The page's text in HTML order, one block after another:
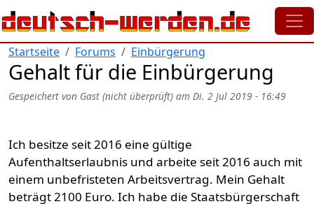
Direkt zum Inhalt
Startseite Forums Einbürgerung
Gehalt für die Einbürgerung
Gespeichert von Gast (nicht überprüft) am Di. 2 Jul 2019 - 16:49
Ich besitze seit 2016 eine gültige
Aufenthaltserlaubnis und arbeite seit 2016 auch mit
einem unbefristeten Arbeitsvertrag. Mein Gehalt
beträgt 2100 Euro. Ich habe die Staatsbürgerschaft